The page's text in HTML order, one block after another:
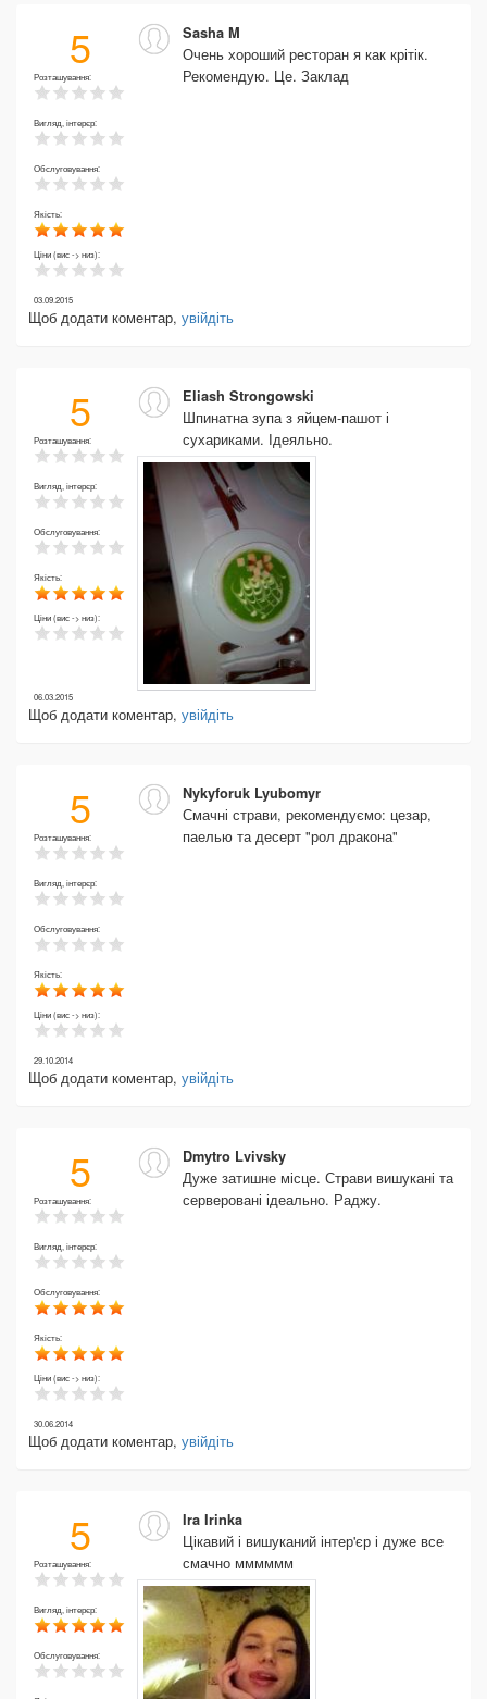
5
Розташування:
Вигляд, інтерєр:
Обслуговування:
Якість:
Ціни (вис -> низ):
Sasha M
Очень хороший ресторан я как крітік.
Рекомендую. Це. Заклад
03.09.2015
Щоб додати коментар, увійдіть
5
Розташування:
Вигляд, інтерєр:
Обслуговування:
Якість:
Ціни (вис -> низ):
Eliash Strongowski
Шпинатна зупа з яйцем-пашот і
сухариками. Ідеяльно.
06.03.2015
Щоб додати коментар, увійдіть
5
Розташування:
Вигляд, інтерєр:
Обслуговування:
Якість:
Ціни (вис -> низ):
Nykyforuk Lyubomyr
Смачні страви, рекомендуємо: цезар,
паелью та десерт "рол дракона"
29.10.2014
Щоб додати коментар, увійдіть
5
Розташування:
Вигляд, інтерєр:
Обслуговування:
Якість:
Ціни (вис -> низ):
Dmytro Lvivsky
Дуже затишне місце. Страви вишукані та
серверовані ідеально. Раджу.
30.06.2014
Щоб додати коментар, увійдіть
5
Розташування:
Вигляд, інтерєр:
Обслуговування:
Ira Irinka
Цікавий і вишуканий інтер'єр і дуже все
смачно мммммм